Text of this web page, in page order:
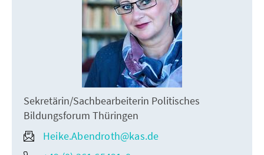
Sekretärin/Sachbearbeiterin Politisches
Bildungsforum Thüringen
Heike.Abendroth@kas.de